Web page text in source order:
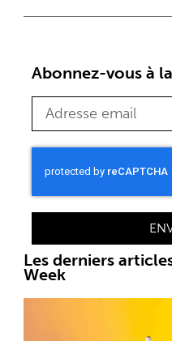
Abonnez-vous à
Les derniers
Week